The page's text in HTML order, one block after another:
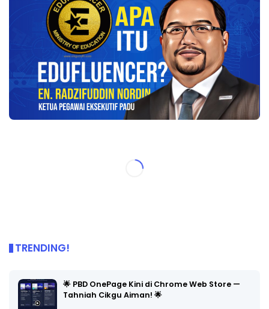
TRENDING!
🌟 PBD OnePage Kini di Chrome Web Store —
Tahniah Cikgu Aiman! 🌟